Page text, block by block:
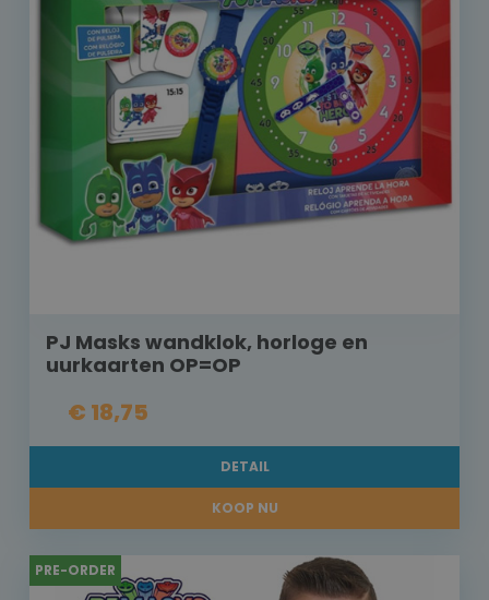
PJ Masks wandklok, horloge en
uurkaarten OP=OP
€ 18,75
DETAIL
KOOP NU
PRE-ORDER